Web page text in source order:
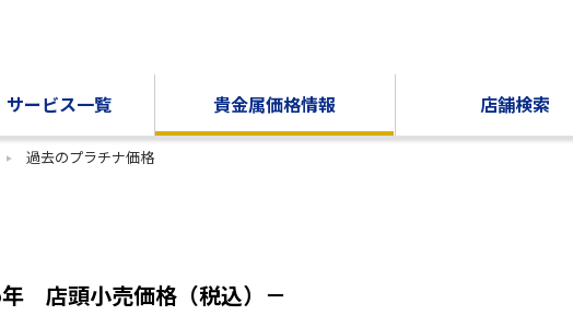
サービス一覧 貴金属価格情報 店舗検索
過去のプラチナ価格
店頭小売価格（税込）－